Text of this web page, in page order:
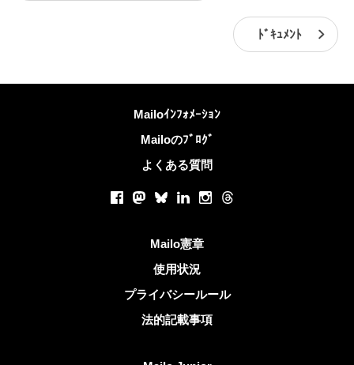
ﾄﾞｷｭﾒﾝﾄ
Mailoｲﾝﾌｫﾒｰｼｮﾝ
Mailoのﾌﾞﾛｸﾞ
よくある質問
Facebook
Mastodon
BlueskyLinkedInInstagram
Threads
Mailo憲章
使用状況
プライバシールール
法的記載事項